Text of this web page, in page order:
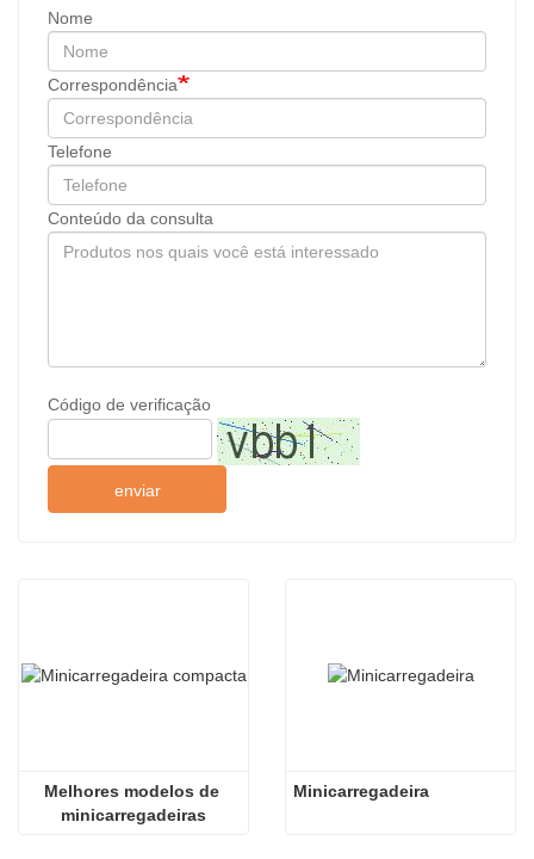
Nome
Correspondência
Telefone
Conteúdo da consulta
Código de verificação
enviar
Melhores modelos de
minicarregadeiras
Minicarregadeira